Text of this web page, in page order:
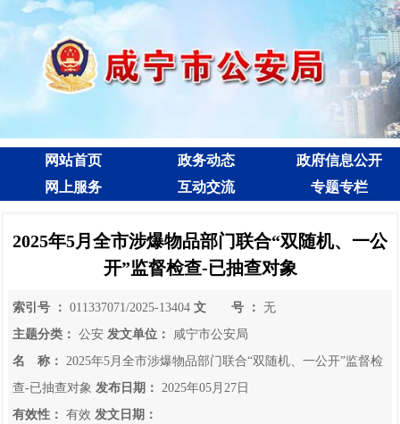
网站首页 政务动态
政府信息公开
网上服务
互动交流 专题专栏
2025年5月全市涉爆物品部门联合“双随机、一公
开”监督检查-已抽查对象
索引号 ： 011337071/2025-13404 文 号 ：
无
主题分类：
公安 发文单位：
咸宁市公安局
名 称：
2025年5月全市涉爆物品部门联合“双随机、一公开”监督检
查-已抽查对象 发布日期：
2025年05月27日
有效性：
有效 发文日期：